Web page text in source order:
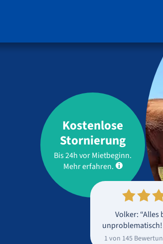
Anmietort eingeben
Kostenlose
Stornierung
Bis 24h vor Mietbeginn.
Mehr erfahren.
Volker: “Alles
1 von 145